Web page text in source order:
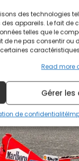
des technologies
appareils. Le fait de
telles que le
de ne pas consentir ou
Read more
Gérer
de confidentialité